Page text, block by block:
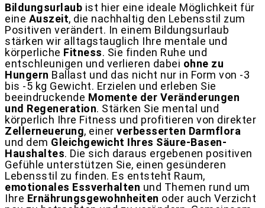
Bildungsurlaub ist hier eine ideale Möglichkeit für
eine Auszeit, die nachhaltig den Lebensstil zum
Positiven verändert. In einem Bildungsurlaub
stärken wir alltagstauglich Ihre mentale und
körperliche Fitness. Sie finden Ruhe und
entschleunigen und verlieren dabei ohne zu
Hungern Ballast und das nicht nur in Form von -3
bis -5 kg Gewicht. Erzielen und erleben Sie
beeindruckende Momente der Veränderungen
und Regeneration. Stärken Sie mental und
körperlich Ihre Fitness und profitieren von direkter
Zellerneuerung, einer verbesserten Darmflora
und dem Gleichgewicht Ihres Säure-Basen-
Haushaltes. Die sich daraus ergebenen positiven
Gefühle unterstützen Sie, einen gesünderen
Lebensstil zu finden. Es entsteht Raum,
emotionales Essverhalten und Themen rund um
Ihre Ernährungsgewohnheiten oder auch Verzicht